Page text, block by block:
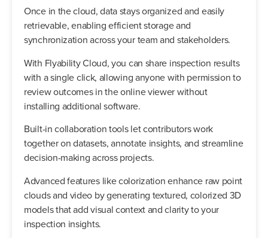
Once in the cloud, data stays organized and easily
retrievable, enabling efficient storage and
synchronization across your team and stakeholders.
With Flyability Cloud, you can share inspection results
with a single click, allowing anyone with permission to
review outcomes in the online viewer without
installing additional software.
Built-in collaboration tools let contributors work
together on datasets, annotate insights, and streamline
decision-making across projects.
Advanced features like colorization enhance raw point
clouds and video by generating textured, colorized 3D
models that add visual context and clarity to your
inspection insights.